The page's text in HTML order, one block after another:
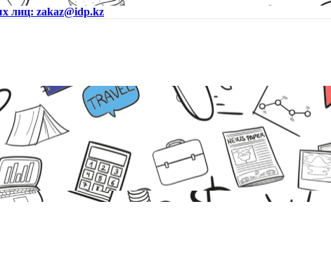
лиц: zakaz@idp.kz